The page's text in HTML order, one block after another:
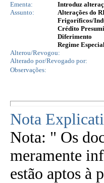
Ementa:
Introduz
Assunto:
Alterações do
Frigoríficos/
Crédito
Diferimento
Regime
Alterou/Revogou:
Alterado por/Revogado por:
Observações:
Nota
Nota: " Os
meramente
estão aptos à